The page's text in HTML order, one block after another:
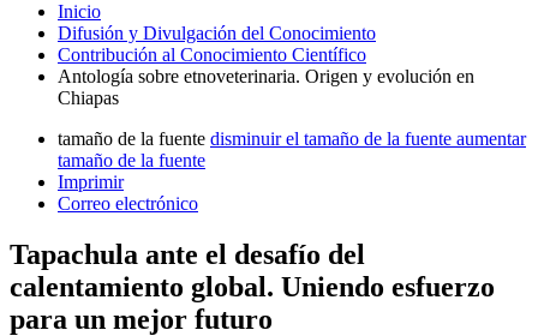
Inicio
Difusión y Divulgación del Conocimiento
Contribución al Conocimiento Científico
Antología sobre etnoveterinaria. Origen y evolución en
Chiapas
tamaño de la fuente disminuir el tamaño de la fuente aumentar
tamaño de la fuente
Imprimir
Correo electrónico
Tapachula ante el desafío del
calentamiento global. Uniendo esfuerzo
para un mejor futuro